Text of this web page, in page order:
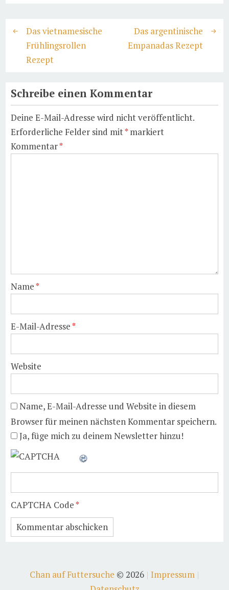
Das vietnamesische
Frühlingsrollen
Rezept
Das argentinische
Empanadas Rezept
Schreibe einen Kommentar
Deine E-Mail-Adresse wird nicht veröffentlicht.
Erforderliche Felder sind mit*markiert
Kommentar*
Name*
E-Mail-Adresse*
Website
Name, E-Mail-Adresse und Website in diesem
Browser für meinen nächsten Kommentar speichern.
Ja, füge mich zu deinem Newsletter hinzu!
CAPTCHA Code*
Chan auf Futtersuche © 2026 Impressum